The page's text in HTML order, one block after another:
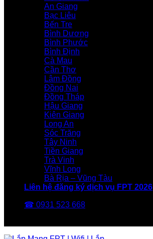
An Giang
Bạc Liêu
Bến Tre
Bình Dương
Bình Phước
Bình Định
Cà Mau
Cần Thơ
Lâm Đồng
Đồng Nai
Đồng Tháp
Hậu Giang
Kiên Giang
Long An
Sóc Trăng
Tây Ninh
Tiền Giang
Trà Vinh
Vĩnh Long
Bà Rịa – Vũng Tàu
Liên hệ đăng ký dịch vụ FPT 2026
☎ 0931 523 668